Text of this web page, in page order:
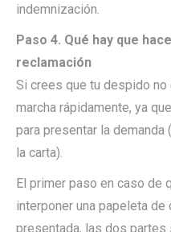
indemnización.
Paso 4. Qué hay que
reclamación
Si crees que tu despido
marcha rápidamente, ya
para presentar la demanda
la carta).
El primer paso en caso de
interponer una papeleta de
presentada, las dos